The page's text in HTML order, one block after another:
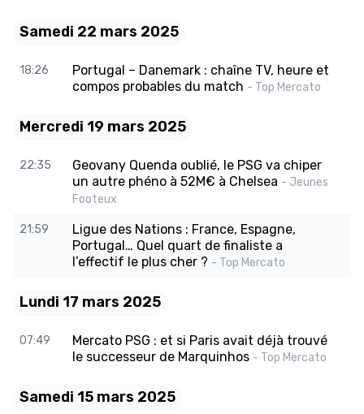
Samedi 22 mars 2025
18:26
Portugal – Danemark : chaîne TV, heure et
compos probables du match - Top Mercato
Mercredi 19 mars 2025
22:35
Geovany Quenda oublié, le PSG va chiper
un autre phéno à 52M€ à Chelsea - Jeunes
Footeux
21:59
Ligue des Nations : France, Espagne,
Portugal… Quel quart de finaliste a
l’effectif le plus cher ? - Top Mercato
Lundi 17 mars 2025
07:49
Mercato PSG : et si Paris avait déjà trouvé
le successeur de Marquinhos - Top Mercato
Samedi 15 mars 2025